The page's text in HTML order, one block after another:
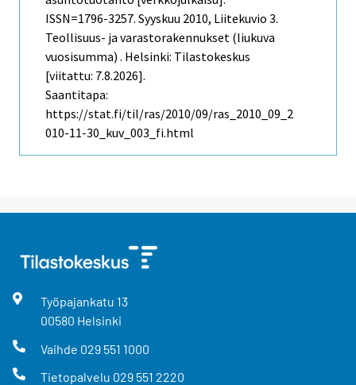
ISSN=1796-3257. Syyskuu 2010, Liitekuvio 3.
Teollisuus- ja varastorakennukset (liukuva
vuosisumma) . Helsinki: Tilastokeskus
[viitattu: 7.8.2026].
Saantitapa:
https://stat.fi/til/ras/2010/09/ras_2010_09_2
010-11-30_kuv_003_fi.html
Työpajankatu 13
00580 Helsinki
Vaihde 029 551 1000
Tietopalvelu 029 551 2220